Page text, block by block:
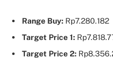
Range Buy: Rp7.280.182
Target Price 1:
Target Price 2: